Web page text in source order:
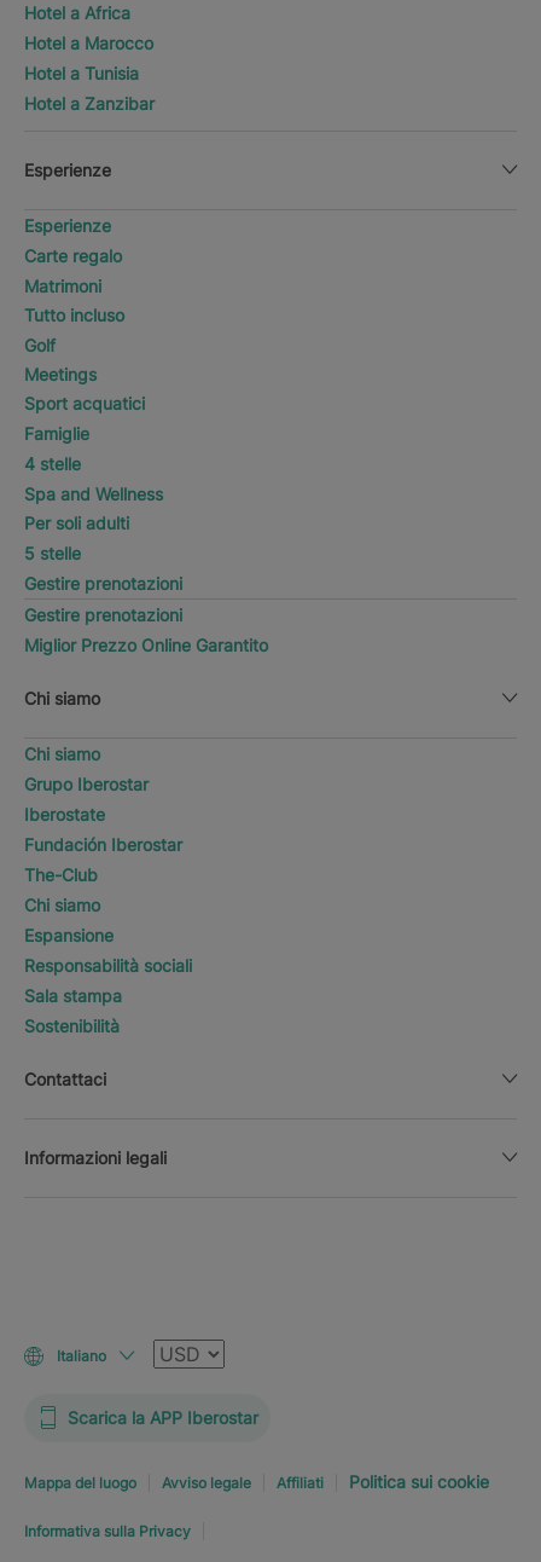
Hotel a Africa
Hotel a Marocco
Hotel a Tunisia
Hotel a Zanzibar
Esperienze
Esperienze
Carte regalo
Matrimoni
Tutto incluso
Golf
Meetings
Sport acquatici
Famiglie
4 stelle
Spa and Wellness
Per soli adulti
5 stelle
Gestire prenotazioni
Gestire prenotazioni
Miglior Prezzo Online Garantito
Chi siamo
Chi siamo
Grupo Iberostar
Iberostate
Fundación Iberostar
The-Club
Chi siamo
Espansione
Responsabilità sociali
Sala stampa
Sostenibilità
Contattaci
Informazioni legali
Italiano Valuta
Scarica la APP Iberostar
Mappa del luogo Avviso legale Affiliati Politica sui cookie
Informativa sulla Privacy